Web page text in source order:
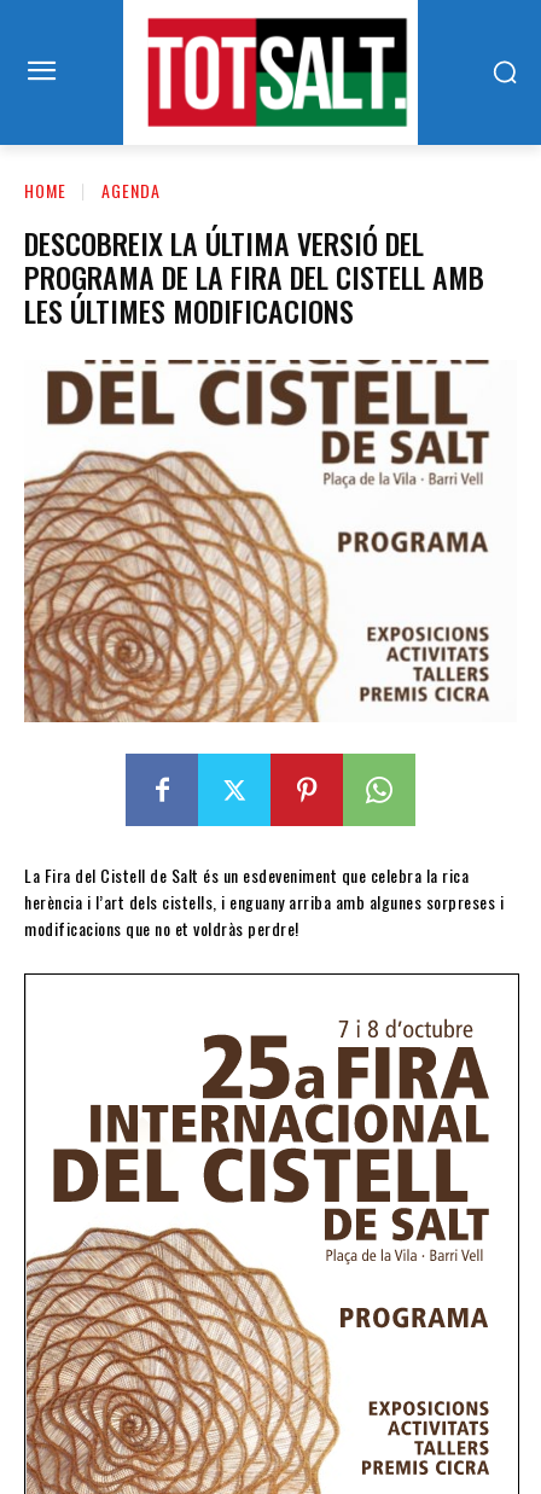
HOME AGENDA
DESCOBREIX LA ÚLTIMA VERSIÓ DEL
PROGRAMA DE LA FIRA DEL CISTELL AMB
LES ÚLTIMES MODIFICACIONS
La Fira del Cistell de Salt és un esdeveniment que celebra la rica
herència i l’art dels cistells, i enguany arriba amb algunes sorpreses i
modificacions que no et voldràs perdre!